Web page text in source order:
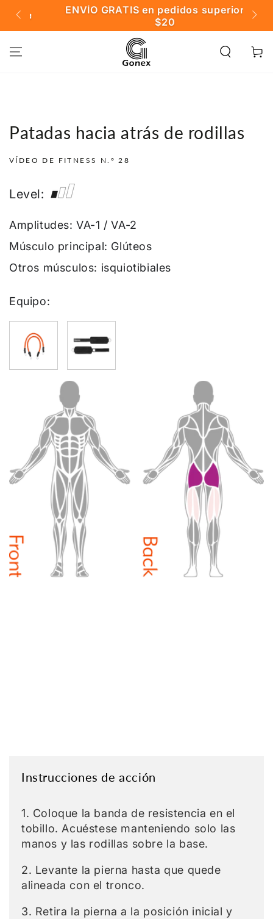
CONTENIDOENVÍO GRATIS en pedidos superiores a
Carrito
Patadas hacia atrás de rodillas
VÍDEO DE FITNESS N.° 28
Level:
Amplitudes: VA-1 / VA-2
Músculo principal: Glúteos
Otros músculos: isquiotibiales
Equipo:
Instrucciones de acción
1. Coloque la banda de resistencia en el
tobillo. Acuéstese manteniendo solo las
manos y las rodillas sobre la base.
2. Levante la pierna hasta que quede
alineada con el tronco.
3. Retira la pierna a la posición inicial y